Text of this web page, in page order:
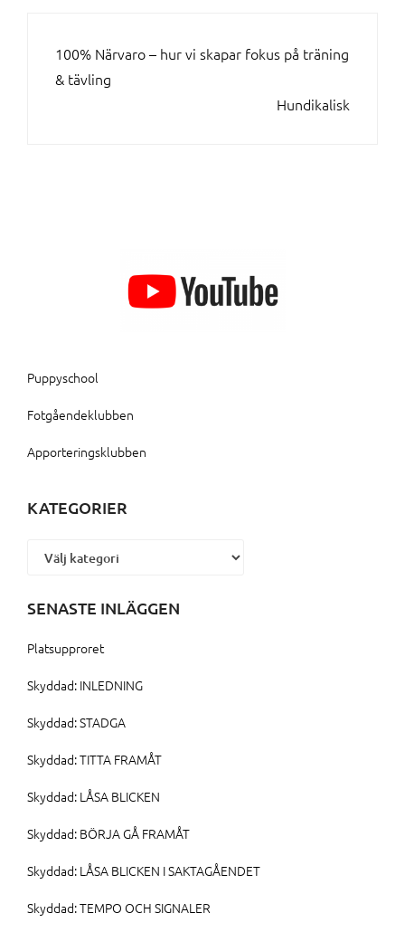
INLÄGGSNAVIGERING
100% Närvaro – hur vi skapar fokus på träning
& tävling
Hundikalisk
Puppyschool
Fotgåendeklubben
Apporteringsklubben
KATEGORIER
Kategorier
SENASTE INLÄGGEN
Platsupproret
Skyddad: INLEDNING
Skyddad: STADGA
Skyddad: TITTA FRAMÅT
Skyddad: LÅSA BLICKEN
Skyddad: BÖRJA GÅ FRAMÅT
Skyddad: LÅSA BLICKEN I SAKTAGÅENDET
Skyddad: TEMPO OCH SIGNALER